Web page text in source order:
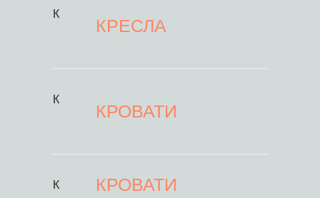
К
КРЕСЛА
К
КРОВАТИ
К
КРОВАТИ